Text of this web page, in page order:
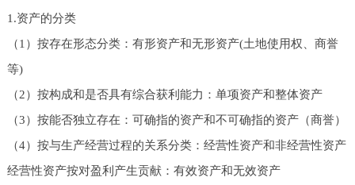
1.资产的分类
（1）按存在形态分类：有形资产和无形资产(土地使用权、商誉
等)
（2）按构成和是否具有综合获利能力：单项资产和整体资产
（3）按能否独立存在：可确指的资产和不可确指的资产（商誉）
（4）按与生产经营过程的关系分类：经营性资产和非经营性资产
经营性资产按对盈利产生贡献：有效资产和无效资产